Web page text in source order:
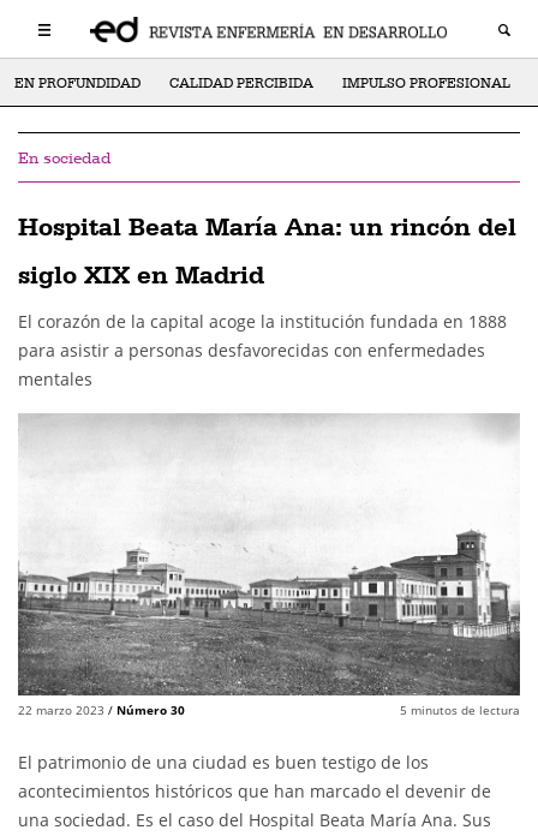
EN PROFUNDIDAD CALIDAD PERCIBIDA IMPULSO PROFESIONAL
En sociedad
Hospital Beata María Ana: un rincón del
siglo XIX en Madrid
El corazón de la capital acoge la institución fundada en 1888
para asistir a personas desfavorecidas con enfermedades
mentales
22 marzo 2023 / Número 30 5 minutos de lectura
El patrimonio de una ciudad es buen testigo de los
acontecimientos históricos que han marcado el devenir de
una sociedad. Es el caso del Hospital Beata María Ana. Sus